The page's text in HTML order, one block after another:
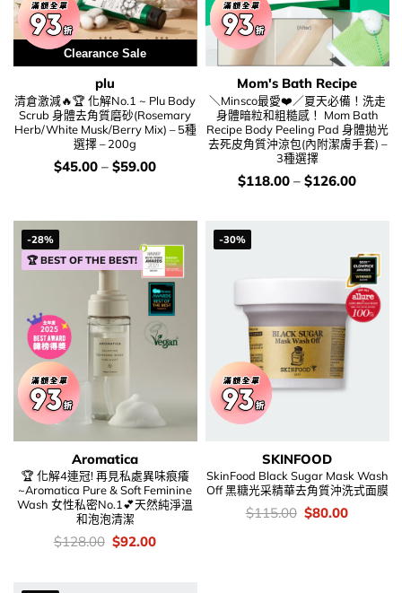
Clearance Sale
plu
清倉激減🔥🏆 化解No.1 ~ Plu Body
Scrub 身體去角質磨砂(Rosemary
Herb/White Musk/Berry Mix) – 5種
選擇 – 200g
價
錢：
$45.00 – $59.00
Mom's Bath Recipe
＼Minsco最愛❤️／夏天必備！洗走
身體暗粒和粗糙感！ Mom Bath
Recipe Body Peeling Pad 身體拋光
去死皮角質沖涼包(內附潔膚手套) –
3種選擇
價
錢：
$118.00 – $126.00
-28%
🏆 BEST OF THE BEST!
Aromatica
🏆 化解4連冠! 再見私處異味痕癢
~Aromatica Pure & Soft Feminine
Wash 女性私密No.1💕天然純淨溫
和泡泡清潔
價
$128.00 Original
$92.00Current
-30%
SKINFOOD
SkinFood Black Sugar Mask Wash
Off 黑糖光采精華去角質沖洗式面膜
價
$115.00 Original
$80.00Current